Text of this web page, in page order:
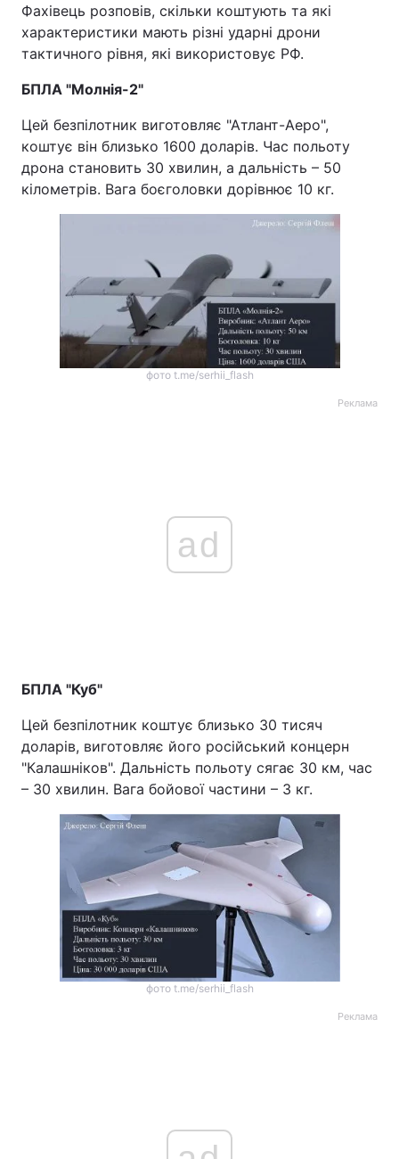
Фахівець розповів, скільки коштують та які
характеристики мають різні ударні дрони
тактичного рівня, які використовує РФ.
БПЛА "Молнія-2"
Цей безпілотник виготовляє "Атлант-Аеро",
коштує він близько 1600 доларів. Час польоту
дрона становить 30 хвилин, а дальність – 50
кілометрів. Вага боєголовки дорівнює 10 кг.
фото t.me/serhii_flash
Реклама
ad
БПЛА "Куб"
Цей безпілотник коштує близько 30 тисяч
доларів, виготовляє його російський концерн
"Калашніков". Дальність польоту сягає 30 км, час
– 30 хвилин. Вага бойової частини – 3 кг.
фото t.me/serhii_flash
Реклама